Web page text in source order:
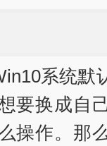
系统默
要换成自
操作。那